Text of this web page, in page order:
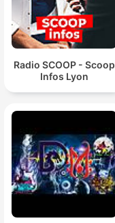
Radio SCOOP - Scoop
Infos Lyon